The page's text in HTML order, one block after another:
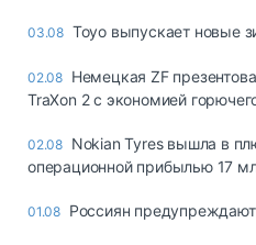
03.08 Toyo выпускает новые
02.08 Немецкая ZF
TraXon 2 с экономией
02.08 Nokian Tyres вышла в
операционной прибылью 17
01.08 Россиян